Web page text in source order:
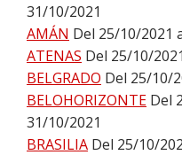
31/10/2021
AMÁN Del 25/10/2021
ATENAS Del 25/10/
BELGRADO Del 25/10/
BELOHORIZONTE Del
31/10/2021
BRASILIA Del 25/10/